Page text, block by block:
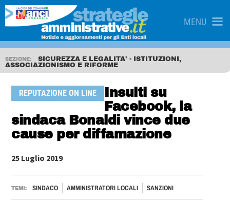
MENU
SEZIONE:
SICUREZZA E LEGALITA' - ISTITUZIONI,
ASSOCIAZIONISMO E RIFORME
REPUTAZIONE ON LINE
Insulti su
Facebook, la
sindaca Bonaldi vince due
cause per diffamazione
25 Luglio 2019
TEMI: SINDACO AMMINISTRATORI LOCALI SANZIONI